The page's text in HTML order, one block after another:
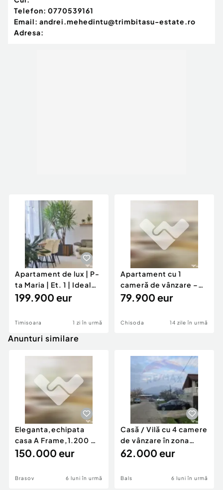
Telefon: 0770539161
Email: andrei.mehedintu@trimbitasu-estate.ro
Adresa:
Apartament de lux | P-
ta Maria | Et. 1 | Ideal
pentru inv...
199.900 eur
Timisoara 1 zi în urmă
Apartament cu 1
cameră de vânzare –
Sweet Home Reside...
79.900 eur
Chisoda 14 zile în urmă
Anunturi similare
Eleganta,echipata
casa A Frame,1.200 mp
teren,deschidere Pia
150.000 eur
Brasov 6 luni în urmă
Casă / Vilă cu 4 camere
de vânzare în zona
Periferie
62.000 eur
Bals 6 luni în urmă